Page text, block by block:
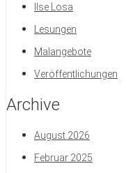
Ilse Losa
Lesungen
Malangebote
Veröffentlichungen
Archive
August 2026
Februar 2025